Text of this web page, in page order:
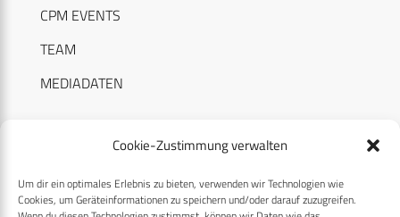
Cookie-Zustimmung verwalten
Um dir ein optimales Erlebnis zu bieten, verwenden wir Technologien wie
Cookies, um Geräteinformationen zu speichern und/oder darauf zuzugreifen.
CPM EVENTS
TEAM
MEDIADATEN
RECHTLICHES